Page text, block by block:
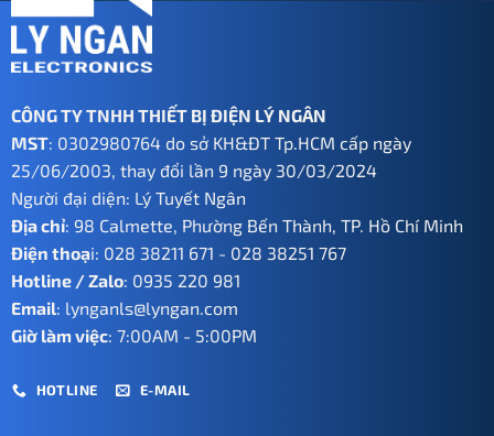
CÔNG TY TNHH THIẾT BỊ ĐIỆN LÝ NGÂN
MST: 0302980764 do sở KH&ĐT Tp.HCM cấp ngày
25/06/2003, thay đổi lần 9 ngày 30/03/2024
Người đại diện: Lý Tuyết Ngân
Địa chỉ: 98 Calmette, Phường Bến Thành, TP. Hồ Chí Minh
Điện thoại: 028 38211 671 - 028 38251 767
Hotline / Zalo: 0935 220 981
Email: lynganls@lyngan.com
Giờ làm việc: 7:00AM - 5:00PM
HOTLINE E-MAIL